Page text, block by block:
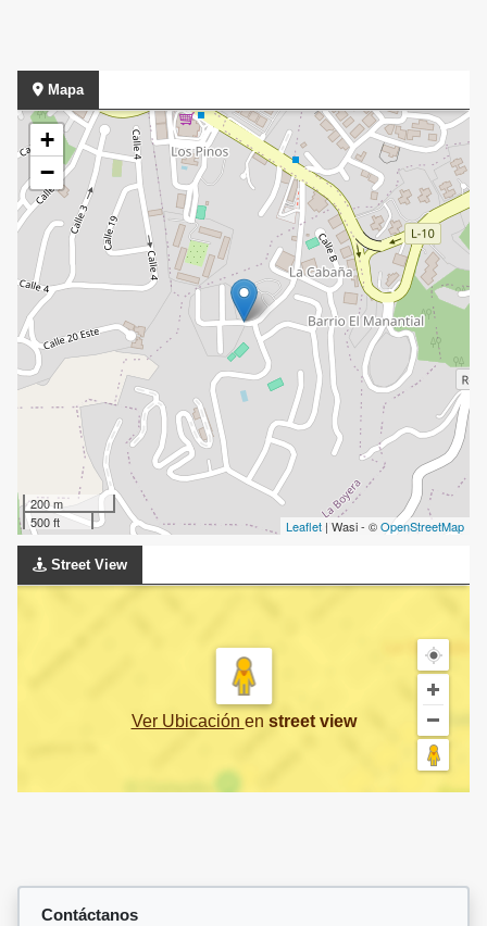
Mapa
+
−
200 m
500 ft
Leaflet | Wasi - ©OpenStreetMap
Street View
Ver Ubicación en street view
Contáctanos